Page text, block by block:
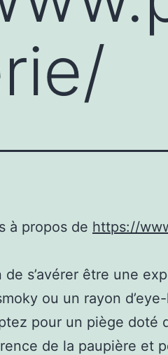
à propos de https://
de s’avérer être une
ou un rayon
pour un piège doté
de la paupière et